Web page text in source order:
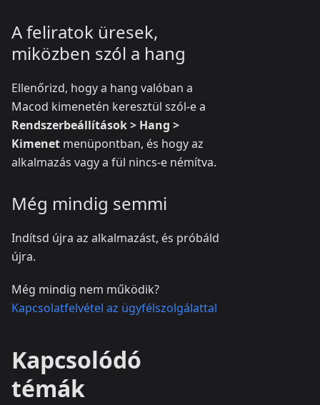
A feliratok üresek,
miközben szól a hang
Ellenőrizd, hogy a hang valóban a
Macod kimenetén keresztül szól-e a
Rendszerbeállítások > Hang >
Kimenet menüpontban, és hogy az
alkalmazás vagy a fül nincs-e némítva.
Még mindig semmi
Indítsd újra az alkalmazást, és próbáld
újra.
Még mindig nem működik?
Kapcsolatfelvétel az ügyfélszolgálattal
Kapcsolódó
témák